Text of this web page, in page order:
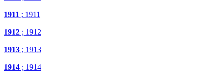
1911 ; 1911
1912 ; 1912
1913 ; 1913
1914 ; 1914